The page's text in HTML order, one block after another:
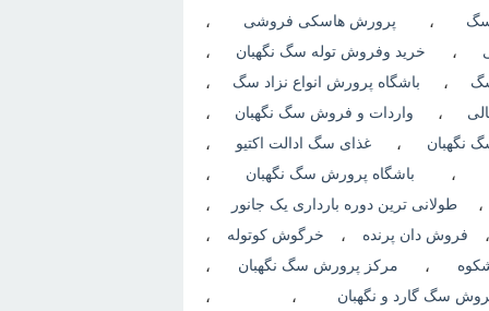
سگ ، پرورش هاسکی فروشی ،
، خرید وفروش توله سگ نگهبان ،
، باشگاه پرورش انواع نزاد سگ ،
، واردات و فروش سگ نگهبان ،
نگهبان ، غذای سگ ادالت اکتیو
،
،
باشگاه پرورش سگ نگهبان
،
طولانی ترین دوره بارداری یک جانور
،
،
فروش دان پرنده ، خرگوش کوتوله ،
، مرکز پرورش سگ نگهبان ،
سگ گارد و نگهبان ، ،